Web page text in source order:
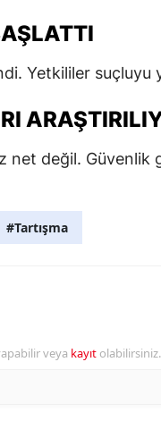
Yetkililer suçluyu
net değil. Güvenlik
#Tartışma
veya kayıt olabilirsiniz.